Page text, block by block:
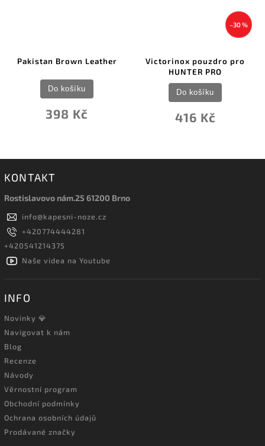
Pakistan Brown Leather
398 Kč
Do košíku
–30 %
Victorinox pouzdro pro
HUNTER PRO
416 Kč
Do košíku
KONTAKT
Rostislavovo nám.25 61200 Brno
info@kapesni-noze.cz
+420774444281
+420541214375
Naše videa na Youtube
INFO
Novinky 💎
Navigovat k nám
Blog
Recenze
Návody
Věrnostní program
Obchodní podmínky
Ochrana osobních údajů
Prodávané značky